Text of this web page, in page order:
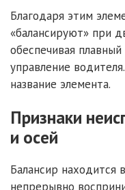
Благодаря этим
«балансируют» при
обеспечивая
управление
название элемента.
Признаки
и осей
Балансир находится
непрерывно